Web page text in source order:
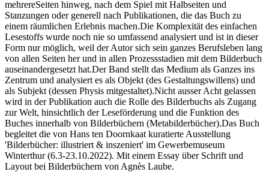
mehrereSeiten hinweg, nach dem Spiel mit Halbseiten und
Stanzungen oder generell nach Publikationen, die das Buch zu
einem räumlichen Erlebnis machen.Die Komplexität des einfachen
Lesestoffs wurde noch nie so umfassend analysiert und ist in dieser
Form nur möglich, weil der Autor sich sein ganzes Berufsleben lang
von allen Seiten her und in allen Prozessstadien mit dem Bilderbuch
auseinandergesetzt hat.Der Band stellt das Medium als Ganzes ins
Zentrum und analysiert es als Objekt (des Gestaltungswillens) und
als Subjekt (dessen Physis mitgestaltet).Nicht ausser Acht gelassen
wird in der Publikation auch die Rolle des Bilderbuchs als Zugang
zur Welt, hinsichtlich der Leseförderung und die Funktion des
Buches innerhalb von Bilderbüchern (Metabilderbücher).Das Buch
begleitet die von Hans ten Doornkaat kuratierte Ausstellung
'Bilderbücher: illustriert & inszeniert' im Gewerbemuseum
Winterthur (6.3-23.10.2022). Mit einem Essay über Schrift und
Layout bei Bilderbüchern von Agnès Laube.